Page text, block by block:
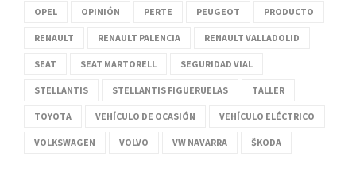
OPEL OPINIÓN PERTE PEUGEOT PRODUCTO
RENAULT RENAULT PALENCIA RENAULT VALLADOLID
SEAT SEAT MARTORELL SEGURIDAD VIAL
STELLANTIS STELLANTIS FIGUERUELAS TALLER
TOYOTA VEHÍCULO DE OCASIÓN VEHÍCULO ELÉCTRICO
VOLKSWAGEN VOLVO VW NAVARRA ŠKODA